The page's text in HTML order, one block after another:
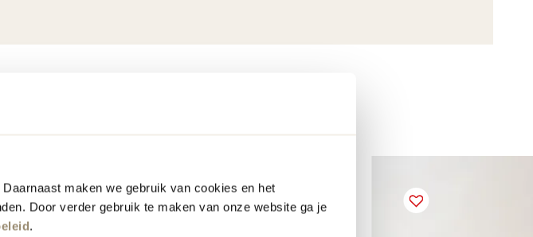
maken we gebruik van cookies en het
Door verder gebruik te maken van onze website ga je
.